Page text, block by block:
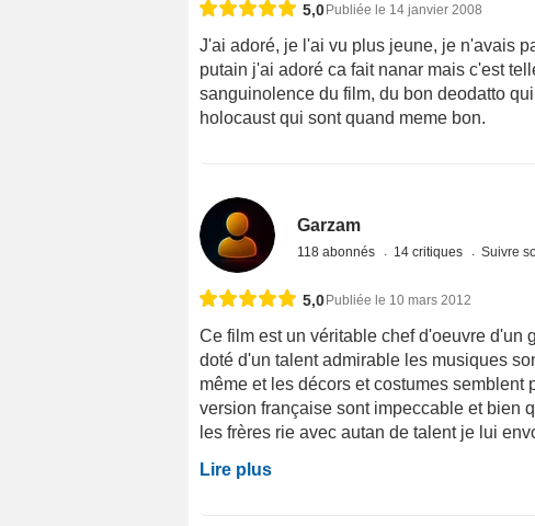
5,0 Publiée le 14 janvier 2008
J'ai adoré, je l'ai vu plus jeune, je n'avais
putain j'ai adoré ca fait nanar mais c'est
sanguinolence du film, du bon deodatto
holocaust qui sont quand meme bon.
Garzam
118 abonnés 14 critiques Suivre
5,0 Publiée le 10 mars 2012
Ce film est un véritable chef d'oeuvre d'un
doté d'un talent admirable les musiques
même et les décors et costumes
version française sont impeccable et bien
les frères rie avec autan de talent je lui
Lire plus